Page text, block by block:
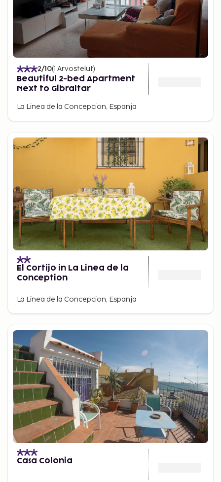
2/10(1 Arvostelut)
Beautiful 2-bed Apartment
Next to Gibraltar
La Linea de la Concepcion, Espanja
El Cortijo in La Linea de la
Conception
La Linea de la Concepcion, Espanja
Casa Colonia